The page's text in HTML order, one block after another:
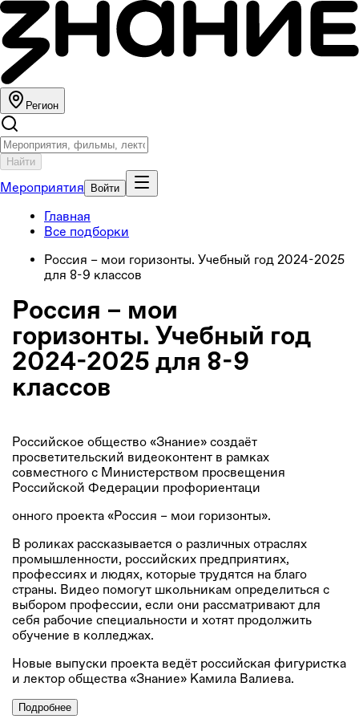
Регион
Найти
Мероприятия Войти
Главная
Все подборки
Россия – мои горизонты. Учебный год 2024-2025
для 8-9 классов
Россия – мои
горизонты. Учебный год
2024-2025 для 8-9
классов
Российское общество «Знание» создаёт
просветительский видеоконтент в рамках
совместного с Министерством просвещения
Российской Федерации профориентаци
онного проекта «Россия – мои горизонты».
В роликах рассказывается о различных отраслях
промышленности, российских предприятиях,
профессиях и людях, которые трудятся на благо
страны. Видео помогут школьникам определиться с
выбором профессии, если они рассматривают для
себя рабочие специальности и хотят продолжить
обучение в колледжах.
Новые выпуски проекта ведёт российская фигуристка
и лектор общества «Знание» Камила Валиева.
Подробнее